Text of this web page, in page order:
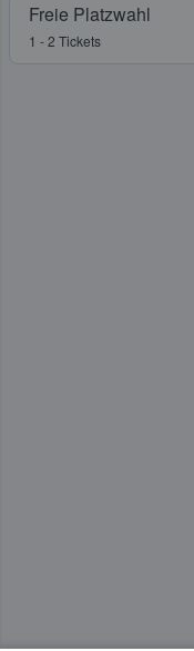
Freie Platzwahl
1 - 2 Tickets